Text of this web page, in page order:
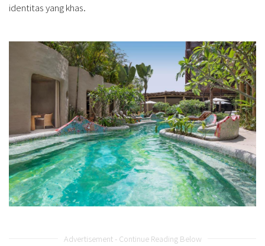
identitas yang khas.
Advertisement - Continue Reading Below